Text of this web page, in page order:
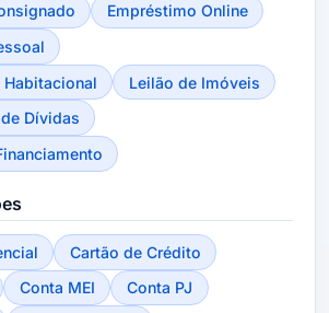
Empréstimo Online
Habitacional
Leilão de Imóveis
Dívidas
Cartão de Crédito
Conta MEI
Conta PJ